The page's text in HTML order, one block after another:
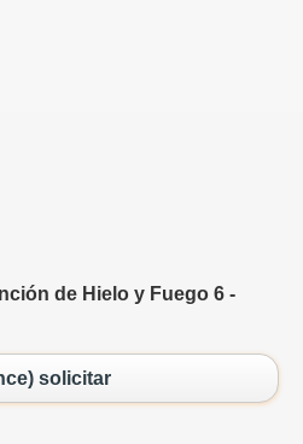
de Hielo y Fuego 6 -
solicitar